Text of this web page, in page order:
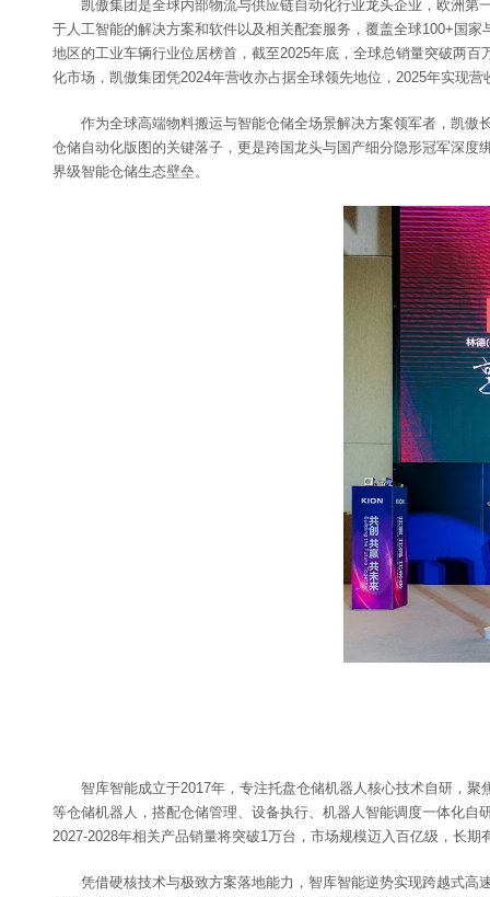
凯傲集团是全球内部物流与供应链自动化行业龙头企业，欧洲
于人工智能的解决方案和软件以及相关配套服务，覆盖全球100+国
地区的工业车辆行业位居榜首，截至2025年底，全球总销量突破两
化市场，凯傲集团凭2024年营收亦占据全球领先地位，2025年实现营
作为全球高端物料搬运与智能仓储全场景解决方案领军者，凯
仓储自动化版图的关键落子，更是跨国龙头与国产细分隐形冠军深
界级智能仓储生态壁垒。
智库智能成立于2017年，专注托盘仓储机器人核心技术自研，
等仓储机器人，搭配仓储管理、设备执行、机器人智能调度一体化
2027-2028年相关产品销量将突破1万台，市场规模迈入百亿级，长期
凭借硬核技术与极致方案落地能力，智库智能逆势实现跨越式